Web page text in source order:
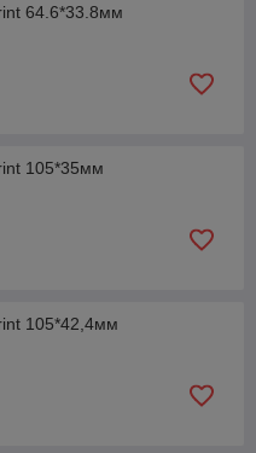
советы
с подбором
на бюджет любого
заказа и внесения
64.6*33.8мм
105*35мм
105*42,4мм